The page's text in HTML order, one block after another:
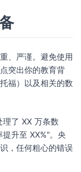
、严谨。避免使用
突出你的教育背
福）以及相关的数
理了 XX 万条数
提升至 XX%"。央
，任何粗心的错误